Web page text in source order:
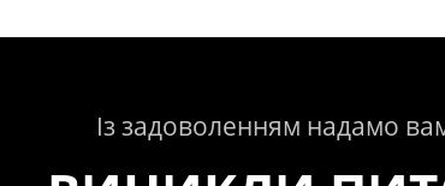
Із задоволенням надамо